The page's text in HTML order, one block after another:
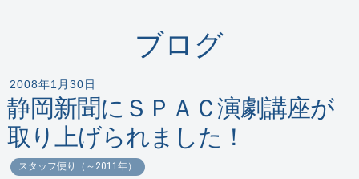
ブログ
2008年1月30日
静岡新聞にＳＰＡＣ演劇講座が
取り上げられました！
スタッフ便り（～2011年）